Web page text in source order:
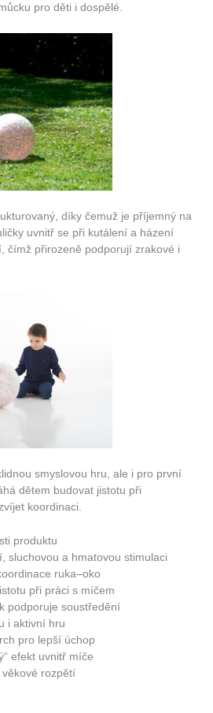
pro děti i dospělé.
díky čemuž je příjemný na
uvnitř se při kutálení a házení
čímž přirozeně podporují zrakové i
smyslovou hru, ale i pro první
dětem budovat jistotu při
koordinaci.
produktu
sluchovou a hmatovou stimulaci
ruka–oko
při práci s míčem
podporuje soustředění
i aktivní hru
pro lepší úchop
efekt uvnitř míče
rozpětí